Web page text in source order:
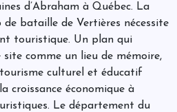
d’Abraham à Québec. La
de bataille de Vertières nécessite
touristique. Un plan qui
comme un lieu de mémoire,
culturel et éducatif
croissance économique à
Le département du